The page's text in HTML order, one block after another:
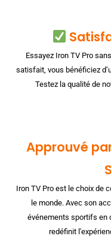
Essayez Iron TV Pro
satisfait, vous bénéficiez
Testez la qualité de
Approuvé
Iron TV Pro est le choix de
le monde. Avec son
événements sportifs en
redéfinit